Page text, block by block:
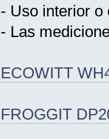
- Uso interior o
- Las
ECOWITT
FROGGIT